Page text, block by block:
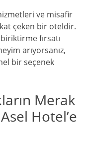
ve misafir
çeken bir oteldir.
fırsatı
arıyorsanız,
bir seçenek
Merak
Hotel’e